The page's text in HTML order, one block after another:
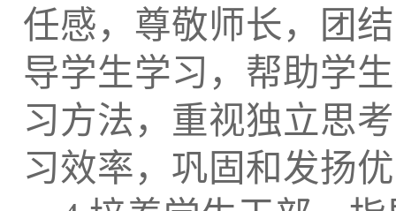
任感，尊敬师长，团
导学生学习，帮助学
习方法，重视独立思
习效率，巩固和发扬